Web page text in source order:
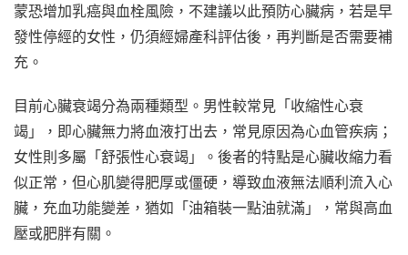
蒙恐增加乳癌與血栓風險，不建議以此預防心臟病，若是早
發性停經的女性，仍須經婦產科評估後，再判斷是否需要補
充。
目前心臟衰竭分為兩種類型。男性較常見「收縮性心衰
竭」，即心臟無力將血液打出去，常見原因為心血管疾病；
女性則多屬「舒張性心衰竭」。後者的特點是心臟收縮力看
似正常，但心肌變得肥厚或僵硬，導致血液無法順利流入心
臟，充血功能變差，猶如「油箱裝一點油就滿」，常與高血
壓或肥胖有關。